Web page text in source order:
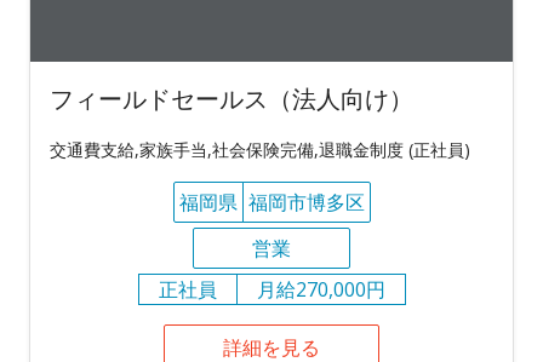
フィールドセールス（法人向け）
交通費支給,家族手当,社会保険完備,退職金制度 (正社員)
福岡県 福岡市博多区
営業
正社員
月給270,000円
詳細を見る